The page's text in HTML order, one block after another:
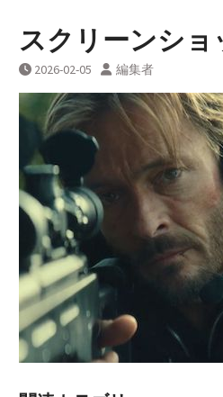
スクリーンショ
2026-02-05 編集者